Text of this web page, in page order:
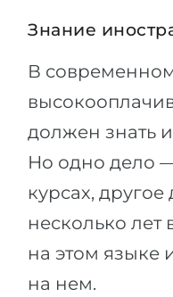
Знание
В
должен знать
Но одно дело
курсах,
несколько лет
на этом языке
на нем.